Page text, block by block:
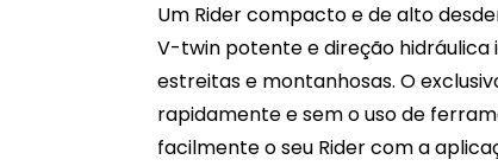
Um Rider compacto e de alto
V-twin potente e direção hidráulica
estreitas e montanhosas. O
rapidamente e sem o uso de
facilmente o seu Rider com a